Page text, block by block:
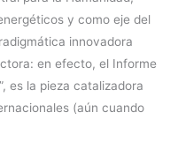
y como eje del
innovadora
en efecto, el Informe
”, es la pieza catalizadora
(aún cuando